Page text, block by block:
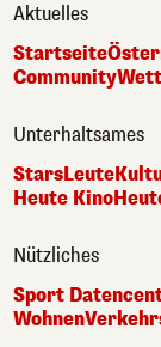
Aktuelles
Startseite
Community
Unterhaltsames
StarsLeute
Heute Kino
Nützliches
Sport
Wohnen